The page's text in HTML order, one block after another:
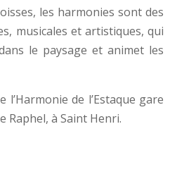
les harmonies sont des
musicales et artistiques, qui
le paysage et animet les
de l’Estaque gare
Raphel, à Saint Henri.